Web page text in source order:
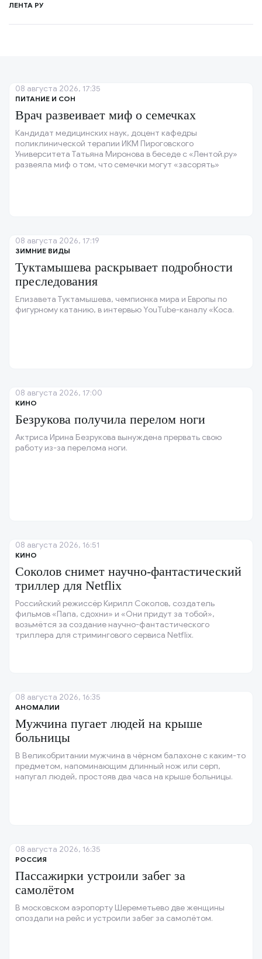
ЛЕНТА РУ
ПИТАНИЕ И СОН
Врач развеивает миф о семечках
Кандидат медицинских наук, доцент кафедры
поликлинической терапии ИКМ Пироговского
Университета Татьяна Миронова в беседе с «Лентой.ру»
развеяла миф о том, что семечки могут «засорять»
08 августа 2026, 17:35
ЗИМНИЕ ВИДЫ
Туктамышева раскрывает подробности
преследования
Елизавета Туктамышева, чемпионка мира и Европы по
фигурному катанию, в интервью YouTube-каналу «Коса.
08 августа 2026, 17:19
КИНО
Безрукова получила перелом ноги
Актриса Ирина Безрукова вынуждена прервать свою
работу из-за перелома ноги.
08 августа 2026, 17:00
КИНО
Соколов снимет научно-фантастический
триллер для Netflix
Российский режиссёр Кирилл Соколов, создатель
фильмов «Папа, сдохни» и «Они придут за тобой»,
возьмётся за создание научно-фантастического
триллера для стримингового сервиса Netflix.
08 августа 2026, 16:51
АНОМАЛИИ
Мужчина пугает людей на крыше
больницы
В Великобритании мужчина в чёрном балахоне с каким-то
предметом, напоминающим длинный нож или серп,
напугал людей, простояв два часа на крыше больницы.
08 августа 2026, 16:35
РОССИЯ
Пассажирки устроили забег за
самолётом
В московском аэропорту Шереметьево две женщины
опоздали на рейс и устроили забег за самолётом.
08 августа 2026, 16:35